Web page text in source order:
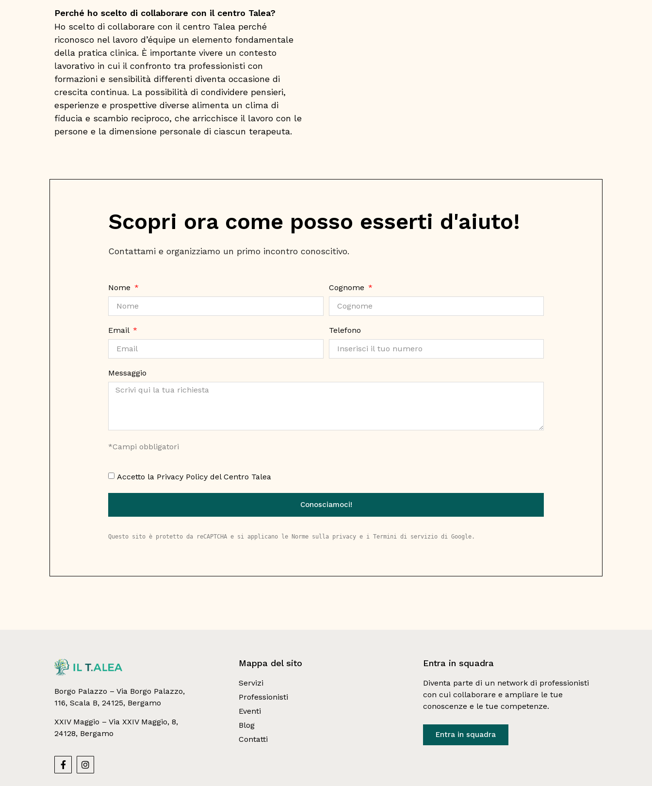
Perché ho scelto di collaborare con il centro Talea?
Ho scelto di collaborare con il centro Talea perché
riconosco nel lavoro d’équipe un elemento fondamentale
della pratica clinica. È importante vivere un contesto
lavorativo in cui il confronto tra professionisti con
formazioni e sensibilità differenti diventa occasione di
crescita continua. La possibilità di condividere pensieri,
esperienze e prospettive diverse alimenta un clima di
fiducia e scambio reciproco, che arricchisce il lavoro con le
persone e la dimensione personale di ciascun terapeuta.
Scopri ora come posso esserti d'aiuto!
Contattami e organizziamo un primo incontro conoscitivo.
Nome Cognome
Email Telefono
Messaggio
*Campi obbligatori
Accetto la Privacy Policy del Centro Talea
Conosciamoci!
Questo sito è protetto da reCAPTCHA e si applicano le Norme sulla privacy e i Termini di servizio di Google.
Borgo Palazzo – Via Borgo Palazzo,
116, Scala B, 24125, Bergamo
XXIV Maggio – Via XXIV Maggio, 8,
24128, Bergamo
Mappa del sito
Servizi
Professionisti
Eventi
Blog
Contatti
Entra in squadra
Diventa parte di un network di professionisti
con cui collaborare e ampliare le tue
conoscenze e le tue competenze.
Entra in squadra